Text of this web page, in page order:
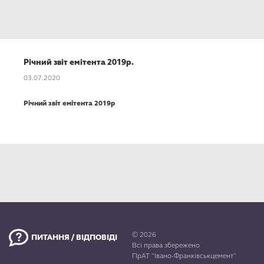
Річний звіт емітента 2019р.
03.07.2020
Річний звіт емітента 2019р
ПИТАННЯ / ВІДПОВІДІ
© 2026
Всі права збережено
ПрАТ "Івано-Франківськцемент"